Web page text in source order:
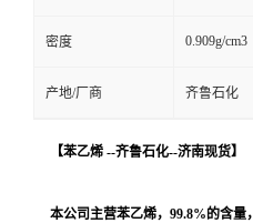
密度 0.909g/cm3
产地/厂商 齐鲁石化
【苯乙烯 --齐鲁石化--济南现货】
本公司主营苯乙烯， 99.8%的含量，